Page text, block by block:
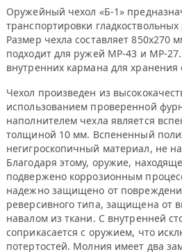
Оружейный чехол «Б-1»
транспортировки
Размер чехла составляет 850x270
подходит для ружей МР-43 и МР-
внутренних кармана для хранения
Чехол произведен из
использованием проверенной
наполнителем чехла является
толщиной 10 мм. Вспененный
негигроскопичный материал, не
Благодаря этому, оружие,
подвержено коррозионным
надежно защищено от
реверсивного типа, защищена от
навалом из ткани. С внутренней
соприкасается с оружием, что
потертостей. Молния имеет два